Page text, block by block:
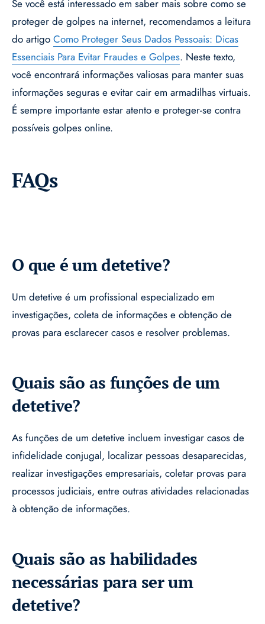
Se você está interessado em saber mais sobre como se
proteger de golpes na internet, recomendamos a leitura
do artigo Como Proteger Seus Dados Pessoais: Dicas
Essenciais Para Evitar Fraudes e Golpes. Neste texto,
você encontrará informações valiosas para manter suas
informações seguras e evitar cair em armadilhas virtuais.
É sempre importante estar atento e proteger-se contra
possíveis golpes online.
FAQs
O que é um detetive?
Um detetive é um profissional especializado em
investigações, coleta de informações e obtenção de
provas para esclarecer casos e resolver problemas.
Quais são as funções de um
detetive?
As funções de um detetive incluem investigar casos de
infidelidade conjugal, localizar pessoas desaparecidas,
realizar investigações empresariais, coletar provas para
processos judiciais, entre outras atividades relacionadas
à obtenção de informações.
Quais são as habilidades
necessárias para ser um
detetive?